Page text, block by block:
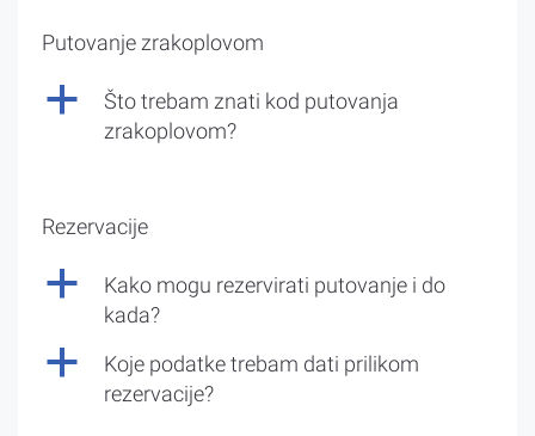
Putovanje zrakoplovom
a
Što trebam znati kod putovanja
zrakoplovom?
Rezervacije
a
Kako mogu rezervirati putovanje i do
kada?
a
Koje podatke trebam dati prilikom
rezervacije?